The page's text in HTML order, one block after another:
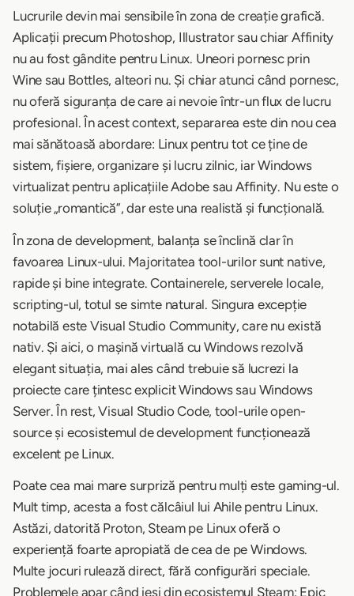
Lucrurile devin mai sensibile în zona de creație grafică.
Aplicații precum Photoshop, Illustrator sau chiar Affinity
nu au fost gândite pentru Linux. Uneori pornesc prin
Wine sau Bottles, alteori nu. Și chiar atunci când pornesc,
nu oferă siguranța de care ai nevoie într-un flux de lucru
profesional. În acest context, separarea este din nou cea
mai sănătoasă abordare: Linux pentru tot ce ține de
sistem, fișiere, organizare și lucru zilnic, iar Windows
virtualizat pentru aplicațiile Adobe sau Affinity. Nu este o
soluție „romantică”, dar este una realistă și funcțională.
În zona de development, balanța se înclină clar în
favoarea Linux-ului. Majoritatea tool-urilor sunt native,
rapide și bine integrate. Containerele, serverele locale,
scripting-ul, totul se simte natural. Singura excepție
notabilă este Visual Studio Community, care nu există
nativ. Și aici, o mașină virtuală cu Windows rezolvă
elegant situația, mai ales când trebuie să lucrezi la
proiecte care țintesc explicit Windows sau Windows
Server. În rest, Visual Studio Code, tool-urile open-
source și ecosistemul de development funcționează
excelent pe Linux.
Poate cea mai mare surpriză pentru mulți este gaming-ul.
Mult timp, acesta a fost călcâiul lui Ahile pentru Linux.
Astăzi, datorită Proton, Steam pe Linux oferă o
experiență foarte apropiată de cea de pe Windows.
Multe jocuri rulează direct, fără configurări speciale.
Problemele apar când ieși din ecosistemul Steam: Epic